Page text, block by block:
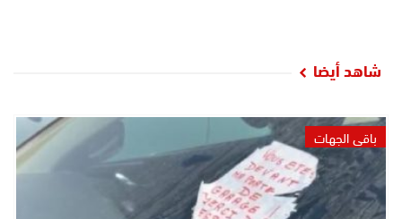
شاهد أيضا
باقي الجهات